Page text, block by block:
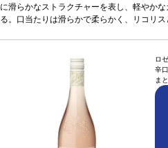
萄品種グルナッシュ・ノワール 46%、シラ
ニャン 3%、マルスラン 3%認証 HVE認証*
に滑らかなストラクチャーを表し、軽やか
る。口当たりは滑らかで柔らかく、リコリ
ニャン 3%、マルスラン 3%
HVE認証*
庫があり価格が同様の場合は自動的に次の
ロ
辛口
ま